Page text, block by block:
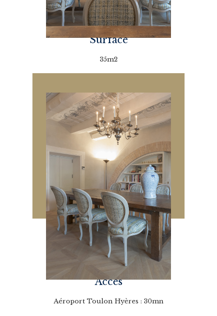
Surface
35m2
Accès
Aéroport Toulon Hyères : 30mn